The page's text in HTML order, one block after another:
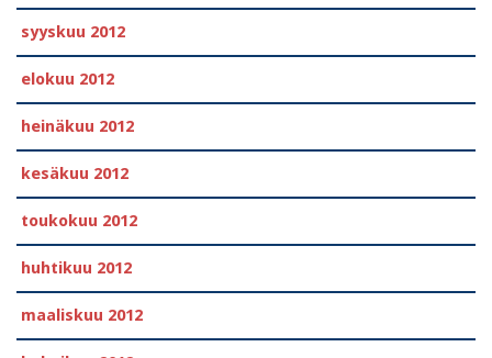
syyskuu 2012
elokuu 2012
heinäkuu 2012
kesäkuu 2012
toukokuu 2012
huhtikuu 2012
maaliskuu 2012